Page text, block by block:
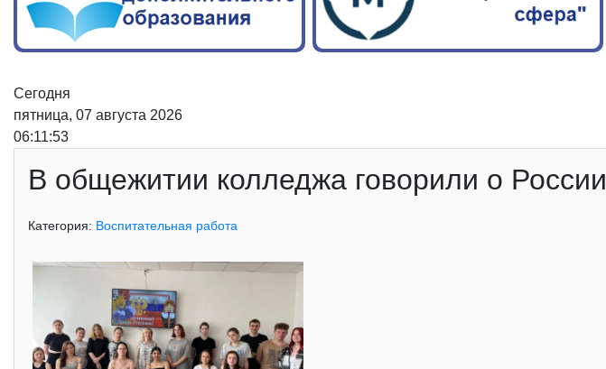
Сегодня
пятница, 07 августа 2026
06:11:53
В общежитии колледжа говорили о России
Категория: Воспитательная работа